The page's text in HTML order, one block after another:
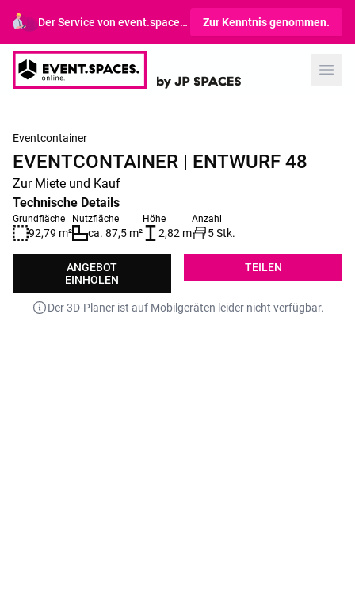
Der Service von event.spaces.online richtet sich ausschließlich an Gewerbetreibende. Zur Kenntnis genommen.
Eventcontainer
EVENTCONTAINER | ENTWURF 48
Zur Miete und Kauf
Technische Details
Grundfläche
92,79 m²
Nutzfläche
ca. 87,5 m²
Höhe
2,82 m
Anzahl
5 Stk.
ANGEBOT
EINHOLEN
TEILEN
Der 3D-Planer ist auf Mobilgeräten leider nicht verfügbar.